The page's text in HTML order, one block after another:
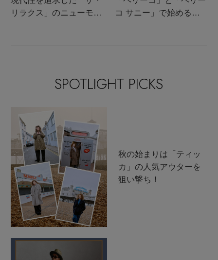
リラクス」のニューモダ
コ サニー」で始める秋
SPOTLIGHT PICKS
秋の始まりは「ティッ
カ」の人気アウターを
狙い撃ち！